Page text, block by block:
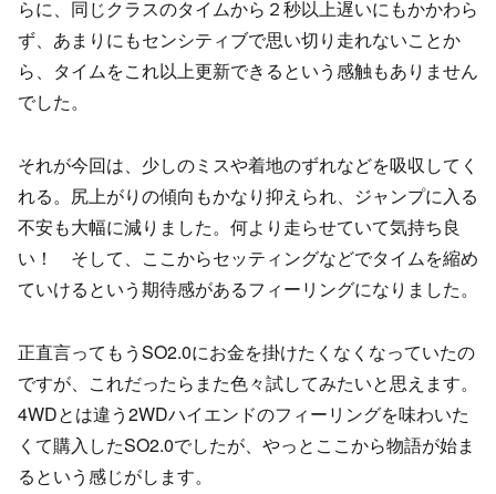
らに、同じクラスのタイムから２秒以上遅いにもかかわら
ず、あまりにもセンシティブで思い切り走れないことか
ら、タイムをこれ以上更新できるという感触もありません
でした。
それが今回は、少しのミスや着地のずれなどを吸収してく
れる。尻上がりの傾向もかなり抑えられ、ジャンプに入る
不安も大幅に減りました。何より走らせていて気持ち良
い！ そして、ここからセッティングなどでタイムを縮め
ていけるという期待感があるフィーリングになりました。
正直言ってもうSO2.0にお金を掛けたくなくなっていたの
ですが、これだったらまた色々試してみたいと思えます。
4WDとは違う2WDハイエンドのフィーリングを味わいた
くて購入したSO2.0でしたが、やっとここから物語が始ま
るという感じがします。